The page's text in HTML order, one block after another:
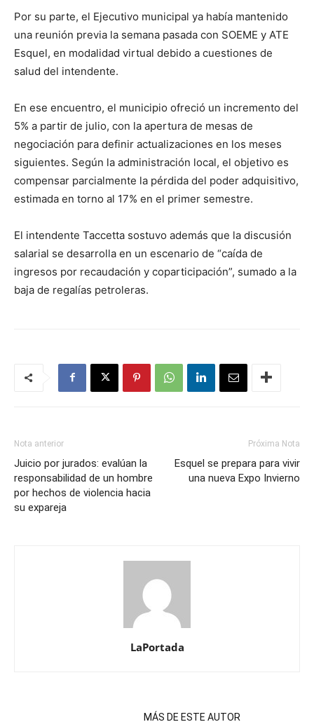
Por su parte, el Ejecutivo municipal ya había mantenido
una reunión previa la semana pasada con SOEME y ATE
Esquel, en modalidad virtual debido a cuestiones de
salud del intendente.
En ese encuentro, el municipio ofreció un incremento del
5% a partir de julio, con la apertura de mesas de
negociación para definir actualizaciones en los meses
siguientes. Según la administración local, el objetivo es
compensar parcialmente la pérdida del poder adquisitivo,
estimada en torno al 17% en el primer semestre.
El intendente Taccetta sostuvo además que la discusión
salarial se desarrolla en un escenario de “caída de
ingresos por recaudación y coparticipación”, sumado a la
baja de regalías petroleras.
Nota anterior
Juicio por jurados: evalúan la
responsabilidad de un hombre
por hechos de violencia hacia
su expareja
Próxima Nota
Esquel se prepara para vivir
una nueva Expo Invierno
LaPortada
MÁS DE ESTE AUTOR